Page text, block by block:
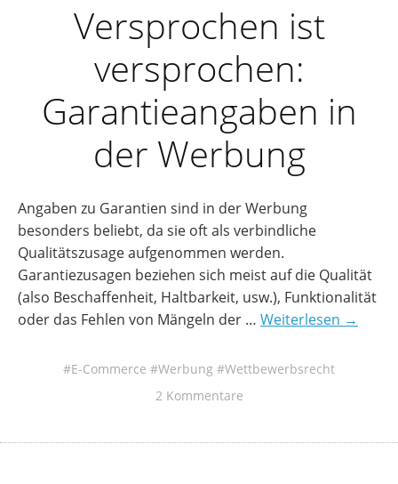
Versprochen ist
versprochen:
Garantieangaben in
der Werbung
Angaben zu Garantien sind in der Werbung
besonders beliebt, da sie oft als verbindliche
Qualitätszusage aufgenommen werden.
Garantiezusagen beziehen sich meist auf die Qualität
(also Beschaffenheit, Haltbarkeit, usw.), Funktionalität
oder das Fehlen von Mängeln der … Weiterlesen →
E-Commerce Werbung
Wettbewerbsrecht
2 Kommentare